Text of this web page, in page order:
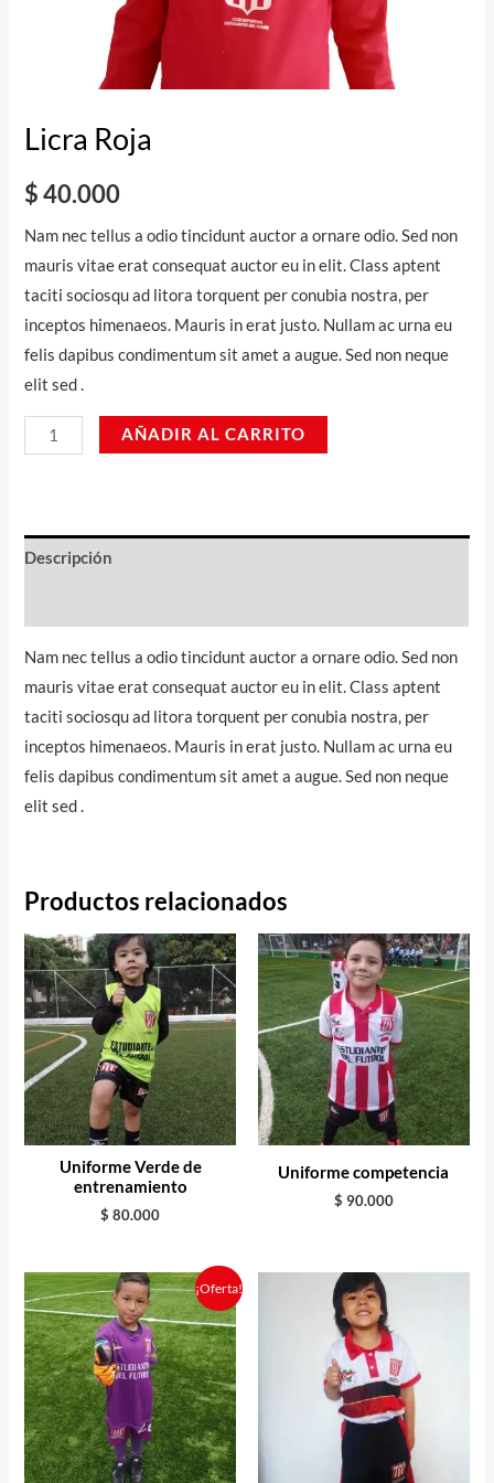
Licra Roja
$40.000
Nam nec tellus a odio tincidunt auctor a ornare odio. Sed non
mauris vitae erat consequat auctor eu in elit. Class aptent
taciti sociosqu ad litora torquent per conubia nostra, per
inceptos himenaeos. Mauris in erat justo. Nullam ac urna eu
felis dapibus condimentum sit amet a augue. Sed non neque
elit sed .
AÑADIR AL CARRITO
Descripción
Nam nec tellus a odio tincidunt auctor a ornare odio. Sed non
mauris vitae erat consequat auctor eu in elit. Class aptent
taciti sociosqu ad litora torquent per conubia nostra, per
inceptos himenaeos. Mauris in erat justo. Nullam ac urna eu
felis dapibus condimentum sit amet a augue. Sed non neque
elit sed .
Productos relacionados
Uniforme Verde de
entrenamiento
$ 80.000
Uniforme competencia
$ 90.000
¡Oferta!
El
precio
original
era:
$ 95.000.
El
precio
actual
es:
$ 90.000.